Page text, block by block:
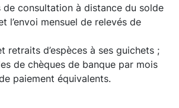
de consultation à distance du solde
l’envoi mensuel de relevés de
retraits d’espèces à ses guichets ;
de chèques de banque par mois
paiement équivalents.